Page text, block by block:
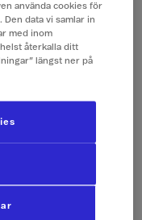
dig som
ledarskaps-
använda cookies för
data vi samlar in
med inom
återkalla ditt
längst ner på